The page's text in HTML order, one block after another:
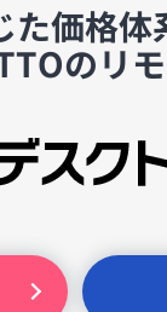
た価格
のリ